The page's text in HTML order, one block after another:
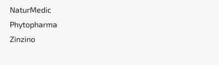
NaturMedic
Phytopharma
Zinzino